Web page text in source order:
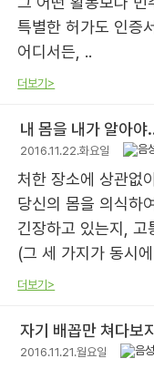
특별한 허가도 인증
어디서든, ..
더보기>
내 몸을 내가 알아야
2016.11.22.화요일
처한 장소에 상관없
당신의 몸을 의식하
긴장하고 있는지, 고
(그 세 가지가 동시
더보기>
자기 배꼽만 쳐다보
2016.11.21.월요일